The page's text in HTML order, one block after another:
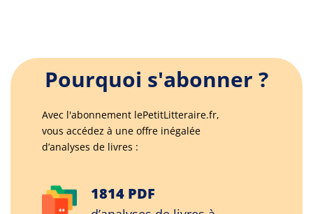
Pourquoi s'abonner ?
Avec l'abonnement lePetitLitteraire.fr,
vous accédez à une offre inégalée
d’analyses de livres :
1814 PDF